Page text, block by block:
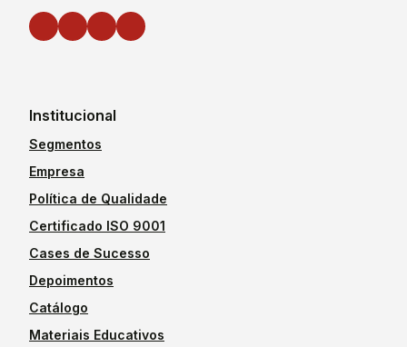
Institucional
Segmentos
Empresa
Política de Qualidade
Certificado ISO 9001
Cases de Sucesso
Depoimentos
Catálogo
Materiais Educativos